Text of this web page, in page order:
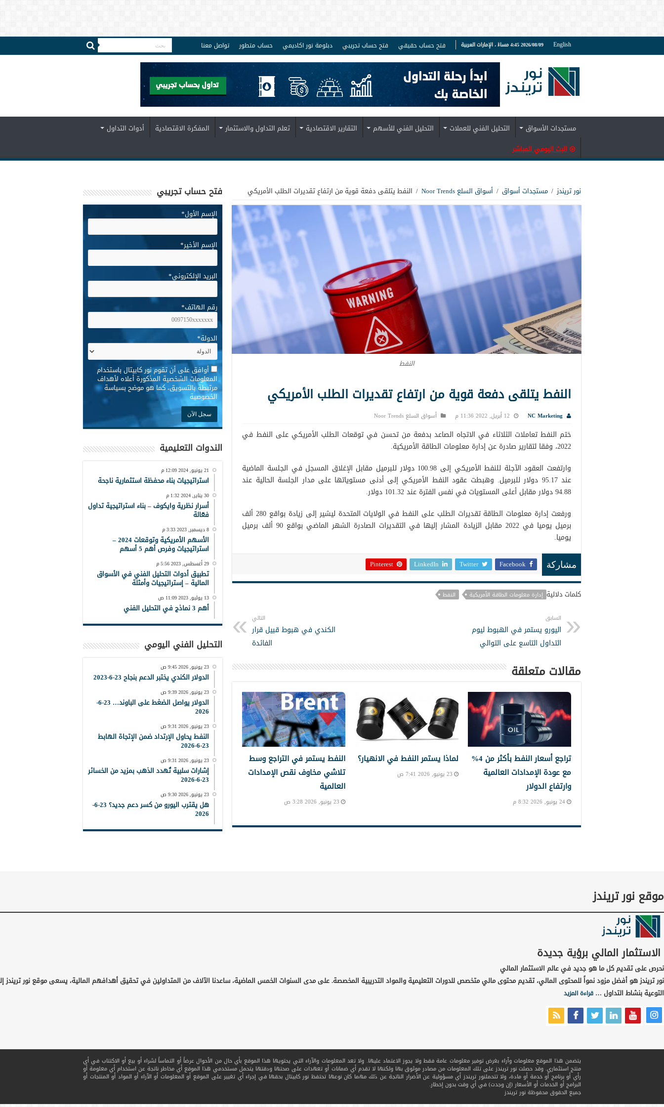
English 2026/08/09 4:45 مساءً ، الإمارات العربية فتح حساب حقيقي فتح حساب تجريبي دبلومة نور اكاديمي حساب متطور تواصل معنا
مستجدات الأسواق التحليل الفني للعملات التحليل الفني للأسهم التقارير الاقتصادية تعلم التداول والاستثمار المفكرة الاقتصادية
أدوات التداول
البث اليومي المباشر
نور تريندز / مستجدات أسواق / أسواق السلع Noor Trends / النفط يتلقى دفعة قوية من ارتفاع تقديرات الطلب الأمريكي
النفط
النفط يتلقى دفعة قوية من ارتفاع تقديرات الطلب الأمريكي
NC Marketing 12 أبريل, 2022 11:36 م أسواق السلع Noor Trends
ختم النفط تعاملات الثلاثاء في الاتجاه الصاعد بدفعة من تحسن في توقعات الطلب الأمريكي على النفط في
2022، وفقا لتقارير صادرة عن إدارة معلومات الطاقة الأمريكية.
وارتفعت العقود الآجلة للنفط الأمريكي إلى 100.98 دولار للبرميل مقابل الإغلاق المسجل في الجلسة الماضية
عند 95.17 دولار للبرميل. وهبطت عقود النفط الأمريكي إلى أدنى مستوياتها على مدار الجلسة الحالية عند
94.88 دولار مقابل أعلى المستويات في نفس الفترة عند 101.32 دولار.
ورفعت إدارة معلومات الطاقة تقديرات الطلب على النفط في الولايات المتحدة ليشير إلى زيادة بواقع 280 ألف
برميل يوميا في 2022 مقابل الزيادة المشار إليها في التقديرات الصادرة الشهر الماضي بواقع 90 ألف برميل
يوميا.
مشاركة Facebook
Twitter
LinkedIn
Pinterest
كلمات دلالية إدارة معلومات الطاقة الأمريكية النفط
السابق
اليورو يستمر في الهبوط ليوم
التداول التاسع على التوالي
التالي
الكندي في هبوط قبيل قرار
الفائدة
مقالات متعلقة
تراجع أسعار النفط بأكثر من 4%
مع عودة الإمدادات العالمية
وارتفاع الدولار
24 يونيو, 2026 8:32 م
لماذا يستمر النفط في الانهيار؟
23 يونيو, 2026 7:41 ص
النفط يستمر في التراجع وسط
تلاشي مخاوف نقص الإمدادات
العالمية
23 يونيو, 2026 3:28 ص
فتح حساب تجريبي
الإسم الأول*
الإسم الأخير*
البريد الإلكتروني*
رقم الهاتف*
الدولة*
* أوافق على أن تقوم نور كابيتال باستخدام
المعلومات الشخصية المذكورة أعلاه لأهداف
مرتبطة بالتسويق، كما هو موضح بسياسة
الخصوصية
الندوات التعليمية
21 يونيو, 2024 12:09 م
استراتيجيات بناء محفظة استثمارية ناجحة
30 يناير, 2024 1:32 م
أسرار نظرية وايكوف – بناء استراتيجية تداول
فعّالة
8 ديسمبر, 2023 3:33 م
الأسهم الأمريكية وتوقعات 2024 –
استراتيجيات وفرص أهم 5 أسهم
29 أغسطس, 2023 5:56 م
تطبيق أدوات التحليل الفني في الأسواق
المالية – إستراتيجيات وأمثلة
13 يوليو, 2023 11:09 ص
أهم 3 نماذج في التحليل الفني
التحليل الفني اليومي
23 يونيو, 2026 9:45 ص
الدولار الكندي يختبر الدعم بنجاح 23-6-2023
23 يونيو, 2026 9:39 ص
الدولار يواصل الضغط على الباوند… 23-6-
2026
23 يونيو, 2026 9:31 ص
النفط يحاول الإرتداد ضمن الإتجاة الهابط
23-6-2026
23 يونيو, 2026 9:31 ص
إشارات سلبية تُهدد الذهب بمزيد من الخسائر
23-6-2026
23 يونيو, 2026 9:30 ص
هل يقترب اليورو من كسر دعم جديد؟ 23-6-
2026
موقع نور تريندز
الاستثمار المالي برؤية جديدة
نحرص على تقديم كل ما هو جديد في عالم الاستثمار المالي
نور تريندز هو أفضل مزود نمواً للمحتوى المالي، تقديم محتوى مالي متخصص للدورات التعليمية والمواد التدريبية المخصصة. على مدى السنوات الخمس الماضية، ساعدنا الآلاف من المتداولين في تحقيق أهدافهم المالية، يسعى موقع نور تريندز
التوعية بنشاط التداول … قراءة المزيد
يتضمن هذا الموقع معلومات وآراء بغرض توفير معلومات عامة فقط ولا يجوز الاعتماد عليها. ولا تعد المعلومات والآراء التي يحتويها هذا الموقع بأي حال من الأحوال عرضاً أو التماساً لشراء أو بيع أو الاكتتاب في أي
منتج استثماري. وقد حصلت نور تريندز على تلك المعلومات من مصادر موثوق بها ولكنها لا تقدم أي ضمانات أو تعهدات على صحتها ودقتها يتحمل مستخدمي هذا الموقع أي مخاطر ناتجة عن استخدام أي معلومة أو
رأي أو برنامج أو خدمة أو مادة، ولا تتحملنور تريندز أي مسؤولية عن الأضرار الناتجة عن ذلك مهما كان نوعها تحتفظ نور كابيتال بحقها في إجراء أي تغيير على الموقع أو المعلومات أو الآراء أو المواد أو المنتجات أو
البرامج أو الخدمات أو الأسعار (إن وجدت) في أي وقت بدون إخطار.
جميع الحقوق محفوظةنور تريندز